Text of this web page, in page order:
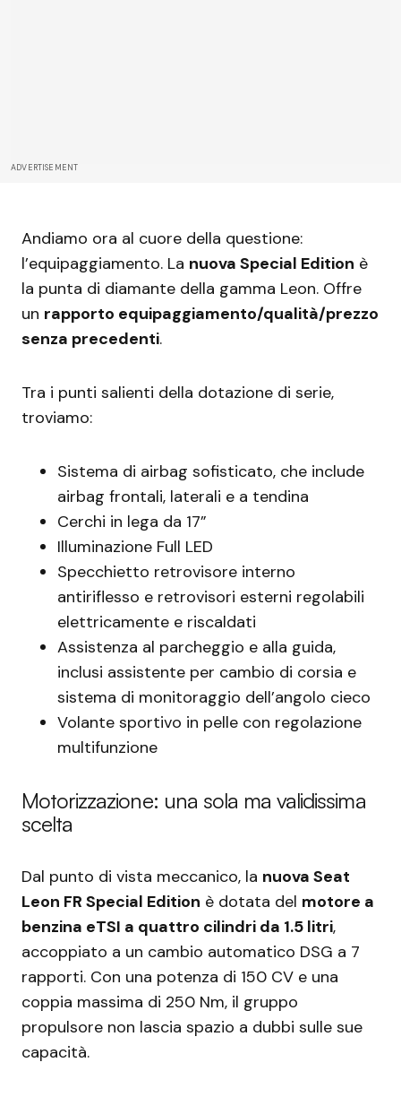
ADVERTISEMENT
Andiamo ora al cuore della questione:
l’equipaggiamento. La nuova Special Edition è
la punta di diamante della gamma Leon. Offre
un rapporto equipaggiamento/qualità/prezzo
senza precedenti.
Tra i punti salienti della dotazione di serie,
troviamo:
Sistema di airbag sofisticato, che include
airbag frontali, laterali e a tendina
Cerchi in lega da 17”
Illuminazione Full LED
Specchietto retrovisore interno
antiriflesso e retrovisori esterni regolabili
elettricamente e riscaldati
Assistenza al parcheggio e alla guida,
inclusi assistente per cambio di corsia e
sistema di monitoraggio dell’angolo cieco
Volante sportivo in pelle con regolazione
multifunzione
Motorizzazione: una sola ma validissima
scelta
Dal punto di vista meccanico, la nuova Seat
Leon FR Special Edition è dotata del motore a
benzina eTSI a quattro cilindri da 1.5 litri,
accoppiato a un cambio automatico DSG a 7
rapporti. Con una potenza di 150 CV e una
coppia massima di 250 Nm, il gruppo
propulsore non lascia spazio a dubbi sulle sue
capacità.